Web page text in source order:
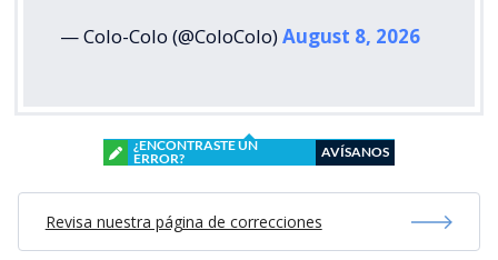
— Colo-Colo (@ColoColo)August 8, 2026
¿ENCONTRASTE UN
ERROR?
AVÍSANOS
Revisa nuestra página de correcciones